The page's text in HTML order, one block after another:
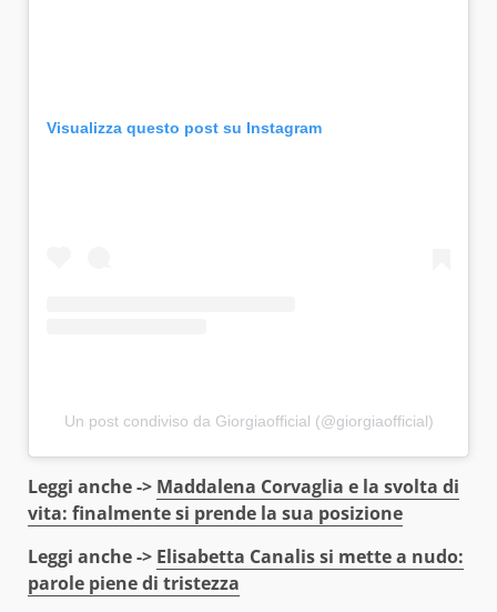
Visualizza questo post su Instagram
Un post condiviso da Giorgiaofficial (@giorgiaofficial)
Leggi anche -> Maddalena Corvaglia e la svolta di
vita: finalmente si prende la sua posizione
Leggi anche -> Elisabetta Canalis si mette a nudo:
parole piene di tristezza